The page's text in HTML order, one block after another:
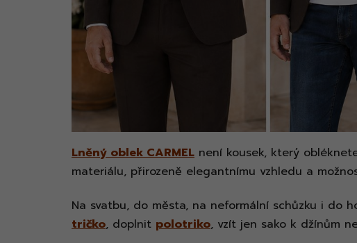
Lněný oblek CARMEL není kousek, který
materiálu, přirozeně elegantnímu vzhledu a
Na svatbu, do města, na neformální schůzku i do
tričko, doplnit polotriko, vzít jen sako k džínům